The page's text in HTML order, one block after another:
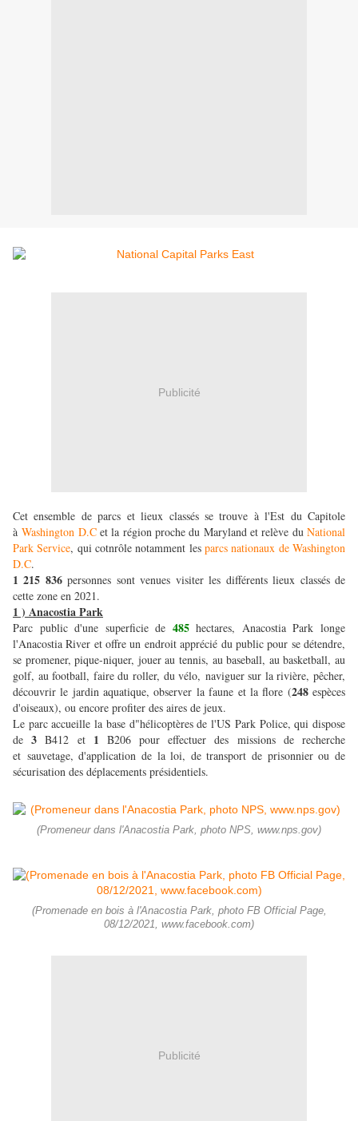
Publicité
Cet ensemble de parcs et lieux classés se trouve à l'Est du Capitole
àWashington D.Cet la région proche du Maryland et relève duNational
Park Service, qui cotnrôle notamment lesparcs nationaux de Washington
D.C.
1 215 836personnes sont venues visiter les différents lieux classés de
cette zone en 2021.
1 ) Anacostia Park
Parc public d'une superficie de 485hectares, Anacostia Park longe
l'Anacostia River et offre un endroit apprécié du public pour se détendre,
se promener, pique-niquer, jouer au tennis, au baseball, au basketball, au
golf, au football, faire du roller, du vélo, naviguer sur la rivière, pêcher,
découvrir le jardin aquatique, observer la faune et la flore (248espèces
d'oiseaux), ou encore profiter des aires de jeux.
Le parc accueille la base d"hélicoptères de l'US Park Police, qui dispose
de3 B412 et 1 B206 pour effectuer des missions de recherche
et sauvetage, d'application de la loi, de transport de prisonnier ou de
sécurisation des déplacements présidentiels.
(Promeneur dans l'Anacostia Park, photo NPS, www.nps.gov)
(Promenade en bois à l'Anacostia Park, photo FB Official Page,
08/12/2021, www.facebook.com)
Publicité